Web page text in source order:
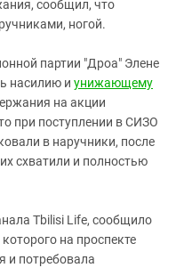
сообщил, что
ногой.
партии "Дроа" Элене
насилию и унижающему
на акции
при поступлении в СИЗО
в наручники, после
схватили и полностью
Tbilisi Life, сообщило
на проспекте
и потребовала